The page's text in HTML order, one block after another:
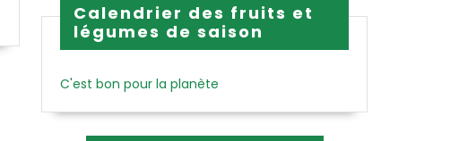
Calendrier des fruits et
légumes de saison
C'est bon pour la planète